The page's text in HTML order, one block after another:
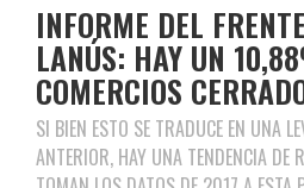
INFORME DEL
LANÚS: HAY UN
COMERCIOS
SI BIEN ESTO SE TRADUCE EN UNA
ANTERIOR, HAY UNA TENDENCIA DE